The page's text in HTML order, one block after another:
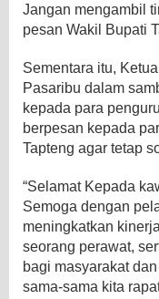
Jangan mengambil
pesan Wakil Bupati
Sementara itu,
Pasaribu dalam
kepada para
berpesan kepada
Tapteng agar tetap
“Selamat Kepada
Semoga dengan
meningkatkan
seorang perawat,
bagi masyarakat
sama-sama kita